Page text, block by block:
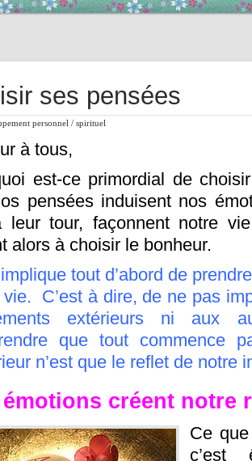
ses pensées
personnel / spirituel
à tous,
est-ce primordial de
pensées induisent nos
leur tour, façonnent notre
alors à choisir le bonheur.
tout d’abord de
C’est à dire, de ne pas
extérieurs ni aux
que tout commence
n’est que le reflet de notre
créent notre
Ce
c’est